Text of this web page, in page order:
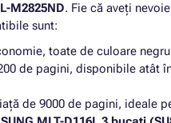
M2825ND. Fie că aveți
sunt:
toate de culoare
de pagini, disponibile atât
de 9000 de pagini, ideale